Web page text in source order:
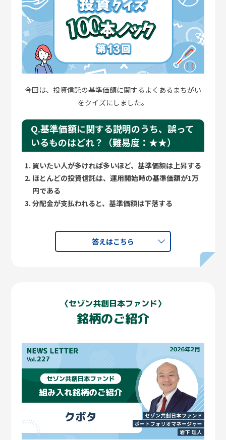
ます。
ターンアラウンドを重視
だからこそ私たちはセゾン共創日本ファンドにおいて
「ターンアラウンド」をキーワードとした投資スタイル
事業との相乗効果や収益性が低い事業からの撤退など、
抜本的な改革に取組むことで企業価値の向上を図ること
がターンアラウンドです。中長期の投資スタイルと聞いて
既存事業の進化や発展を指すエボリューションをイメー
ジする方も多いでしょう。一方で過去と決別して変革を
こにはまだ多くの投資リターンを得る機会があります。こ
のように書くと逆張りスタイルと思う方がいらっしゃる
かもしれませんが、あくまで企業価値向上が市場から評
価される確信があってこその投資判断であり、単なる逆張
日本企業の「質」も変わった
上しています。利益成長を重視した経営、成長戦略の実
行、賃上げや人材育成への投資、株主や資本市場を意識
汰される環境へと変わりました。私が社会人となったお
よそ四半世紀前は、とにかくコストカットや設備投資の
抑制、人員削減、非正規雇用の拡大、賃上げ先延ばしな
ど、その場しのぎの経営を行う会社が多く見られまし
た。金利と物価の上昇により、努力を怠る企業やいわゆ
るゾンビ企業は更に淘汰され、日本企業の質は一層高ま
っていくでしょう。これらの変化が目に見えて現れるとき
に、企業を選別するアクティブ投資の優位性が発揮される
アドバイ
ザー
「セゾンお金のこと相談室」 黒須かお
り
相談前
「無料で気軽に相談できるなら、この機会にしっか
のお金の状態が“まずい”って言われたらどうしよ
う…」という不安が入り混じっていました。
相談をしてみて
印象に残ったFPのアドバイスや言葉は？
重要なポイントについては、「補償内容をしっ
事前に伝えた相談内容ではなかったですが、こ
れから始まる制度（こどもNISA）についてその
相談後の変化は？
今回は、投資信託の基準価額に関するよくあるまちがい
をクイズにしました。
Q.基準価額に関する説明のうち、誤って
いるものはどれ？（難易度：★★）
買いたい人が多ければ多いほど、基準価額は上昇する
ほとんどの投資信託は、運用開始時の基準価額が1万
円である
分配金が支払われると、基準価額は下落する
答えはこちら
〈セゾン共創日本ファンド〉
銘柄のご紹介